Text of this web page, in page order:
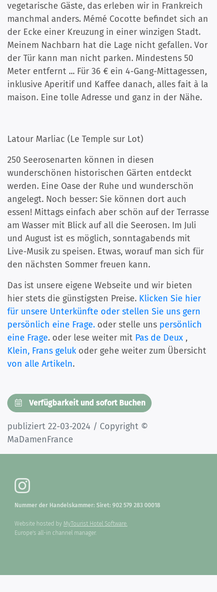
vegetarische Gäste, das erleben wir in Frankreich
manchmal anders. Mémé Cocotte befindet sich an
der Ecke einer Kreuzung in einer winzigen Stadt.
Meinem Nachbarn hat die Lage nicht gefallen. Vor
der Tür kann man nicht parken. Mindestens 50
Meter entfernt ... Für 36 € ein 4-Gang-Mittagessen,
inklusive Aperitif und Kaffee danach, alles fait à la
maison. Eine tolle Adresse und ganz in der Nähe.
Latour Marliac (Le Temple sur Lot)
250 Seerosenarten können in diesen
wunderschönen historischen Gärten entdeckt
werden. Eine Oase der Ruhe und wunderschön
angelegt. Noch besser: Sie können dort auch
essen! Mittags einfach aber schön auf der Terrasse
am Wasser mit Blick auf all die Seerosen. Im Juli
und August ist es möglich, sonntagabends mit
Live-Musik zu speisen. Etwas, worauf man sich für
den nächsten Sommer freuen kann.
Das ist unsere eigene Webseite und wir bieten
hier stets die günstigsten Preise. Klicken Sie hier
für unsere Unterkünfte oder stellen Sie uns gern
persönlich eine Frage. oder stelle uns persönlich
eine Frage. oder lese weiter mit Pas de Deux ,
Klein, Frans geluk oder gehe weiter zum Übersicht
von alle Artikeln.
Verfügbarkeit und sofort Buchen
publiziert 22-03-2024 / Copyright ©
MaDamenFrance
Nummer der Handelskammer: Siret: 902 579 283 00018
Website hosted by MyTourist Hotel Software.
Europe's all-in channel manager.